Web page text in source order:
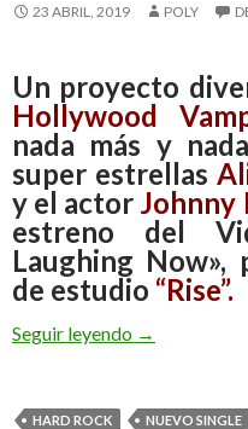
23 ABRIL, 2019 POLY
Un proyecto
Hollywood
nada más y
super estrellas
y el actor Johnny
estreno del
Laughing Now»,
de estudio “Rise”.
Seguir leyendo Hollywood
→
HARD ROCK NUEVO SINGLE